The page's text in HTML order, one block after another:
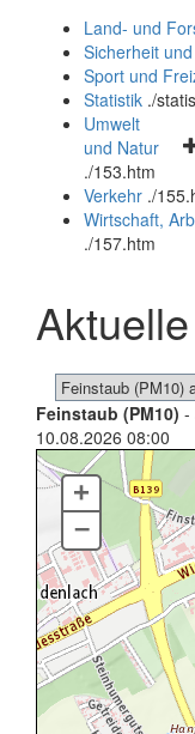
und
schließen
Land- und
Sicherheit
Sport und
Statistik ./
Umwelt
und Natur
./153.htm
Verkehr ./
Wirtschaft,
./157.htm
Feinstaub (PM10) -
10.08.2026 08:00
+
–